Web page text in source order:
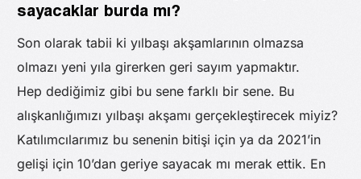
sayacaklar burda mı?
Son olarak tabii ki yılbaşı akşamlarının olmazsa
olmazı yeni yıla girerken geri sayım yapmaktır.
Hep dediğimiz gibi bu sene farklı bir sene. Bu
alışkanlığımızı yılbaşı akşamı gerçekleştirecek miyiz?
Katılımcılarımız bu senenin bitişi için ya da 2021’in
gelişi için 10’dan geriye sayacak mı merak ettik. En